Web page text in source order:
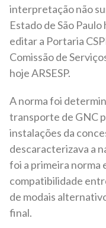
interpretação não
Estado de São
editar a Portaria
Comissão de
hoje ARSESP.
A norma foi
transporte de GNC
instalações da
descaracterizava a
foi a primeira norma
compatibilidade
de modais
final.